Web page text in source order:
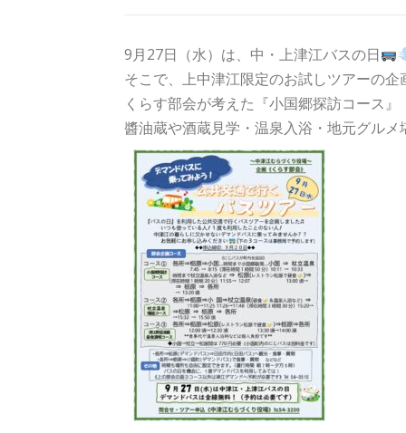
9月27日（水）は、中・上津江バスの日
そこで、上中津江限定のお試しツアーの企
くらす部会が考えた『小国郷探訪コース
醬油蔵や酒蔵見学・温泉入浴・地元グル